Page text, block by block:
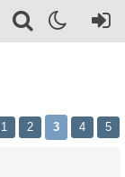
1 2 3 4 5